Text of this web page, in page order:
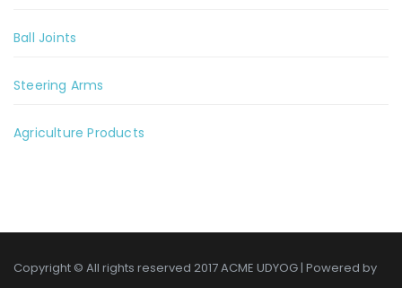
Ball Joints
Steering Arms
Agriculture Products
Copyright © All rights reserved 2017 ACME UDYOG | Powered by